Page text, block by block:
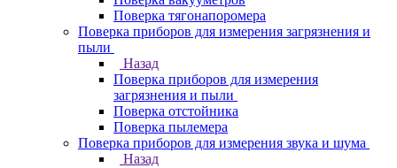
Поверка тягонапоромера
Поверка приборов для измерения загрязнения и
пыли
Назад
Поверка приборов для измерения
загрязнения и пыли
Поверка отстойника
Поверка пылемера
Поверка приборов для измерения звука и шума
Назад